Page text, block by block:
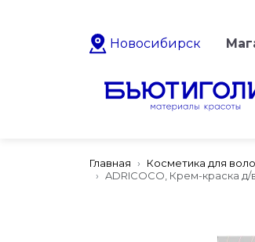
Новосибирск
Главная Косметика для
ADRICOCO, Крем-краска д/